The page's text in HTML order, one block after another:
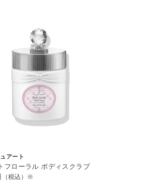
アート
フローラル ボディスクラブ
（税込）※